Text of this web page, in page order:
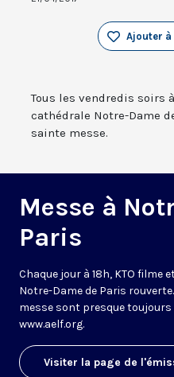
Ajouter
Tous les vendredis soirs
cathédrale Notre-Dame
sainte messe.
Messe à
Paris
Chaque jour à 18h, KTO filme
Notre-Dame de Paris
messe sont presque toujours
www.aelf.org.
Visiter la page de